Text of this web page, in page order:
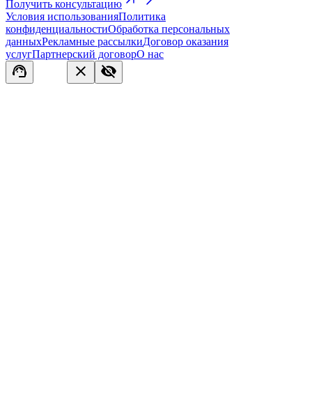
Получить консультацию
Условия использованияПолитика
конфиденциальностиОбработка персональных
данныхРекламные рассылкиДоговор оказания
услугПартнерский договорО нас